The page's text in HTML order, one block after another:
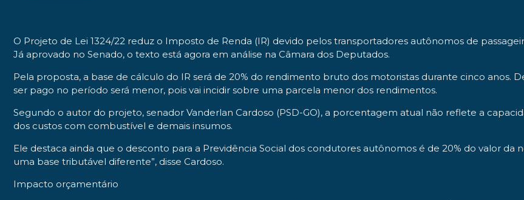
O Projeto de Lei 1324/22 reduz o Imposto de Renda (IR) devido pelos transportadores autônomos de
Já aprovado no Senado, o texto está agora em análise na Câmara dos Deputados.
Pela proposta, a base de cálculo do IR será de 20% do rendimento bruto dos motoristas durante cinco anos.
ser pago no período será menor, pois vai incidir sobre uma parcela menor dos rendimentos.
Segundo o autor do projeto, senador Vanderlan Cardoso (PSD-GO), a porcentagem atual não reflete a
dos custos com combustível e demais insumos.
Ele destaca ainda que o desconto para a Previdência Social dos condutores autônomos é de 20% do valor da
uma base tributável diferente”, disse Cardoso.
Impacto orçamentário